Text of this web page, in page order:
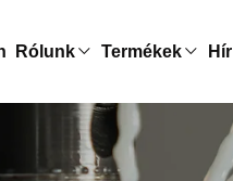
Rólunk Termékek Hír